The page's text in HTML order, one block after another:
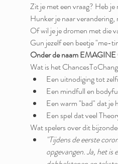
Zit je met een vraag? Heb
Hunker je naar verandering,
Of wil je je dromen met die
Gun jezelf een beetje "me-
Onder de naam EMAGINE
Wat is het
Een uitnodiging tot
Een mindfull en
Een warm "bad" dat je
Een spel dat veel
Wat spelers over dit
"Tijdens de eerste
opgevangen. Ja, het is